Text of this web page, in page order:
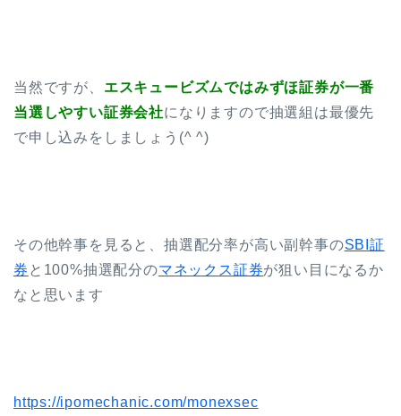
当然ですが、 エスキュービズムではみずほ証券が一番
当選しやすい証券会社になりますので抽選組は最優先
で申し込みをしましょう(^ ^)
その他幹事を見ると、抽選配分率が高い副幹事のSBI証
券 と100%抽選配分のマネックス証券が狙い目になるか
なと思います
https://ipomechanic.com/monexsec